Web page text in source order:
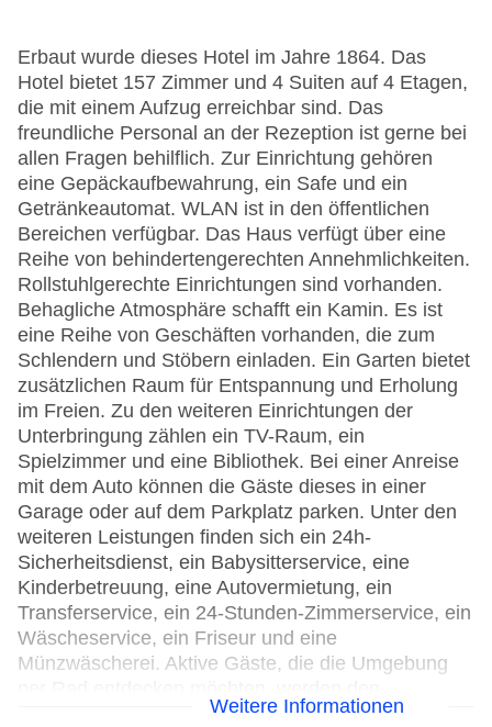
Erbaut wurde dieses Hotel im Jahre 1864. Das
Hotel bietet 157 Zimmer und 4 Suiten auf 4 Etagen,
die mit einem Aufzug erreichbar sind. Das
freundliche Personal an der Rezeption ist gerne bei
allen Fragen behilflich. Zur Einrichtung gehören
eine Gepäckaufbewahrung, ein Safe und ein
Getränkeautomat. WLAN ist in den öffentlichen
Bereichen verfügbar. Das Haus verfügt über eine
Reihe von behindertengerechten Annehmlichkeiten.
Rollstuhlgerechte Einrichtungen sind vorhanden.
Behagliche Atmosphäre schafft ein Kamin. Es ist
eine Reihe von Geschäften vorhanden, die zum
Schlendern und Stöbern einladen. Ein Garten bietet
zusätzlichen Raum für Entspannung und Erholung
im Freien. Zu den weiteren Einrichtungen der
Unterbringung zählen ein TV-Raum, ein
Spielzimmer und eine Bibliothek. Bei einer Anreise
mit dem Auto können die Gäste dieses in einer
Garage oder auf dem Parkplatz parken. Unter den
weiteren Leistungen finden sich ein 24h-
Sicherheitsdienst, ein Babysitterservice, eine
Kinderbetreuung, eine Autovermietung, ein
Transferservice, ein 24-Stunden-Zimmerservice, ein
Wäscheservice, ein Friseur und eine
Münzwäscherei. Aktive Gäste, die die Umgebung
Fahrradverleih zu schätzen wissen,
Weitere Informationen